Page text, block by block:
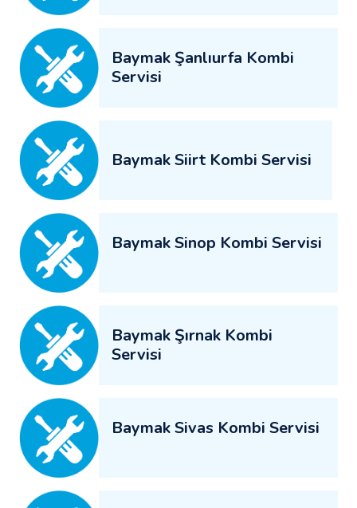
Baymak Şanlıurfa Kombi
Servisi
Baymak Siirt Kombi Servisi
Baymak Sinop Kombi Servisi
Baymak Şırnak Kombi
Servisi
Baymak Sivas Kombi Servisi